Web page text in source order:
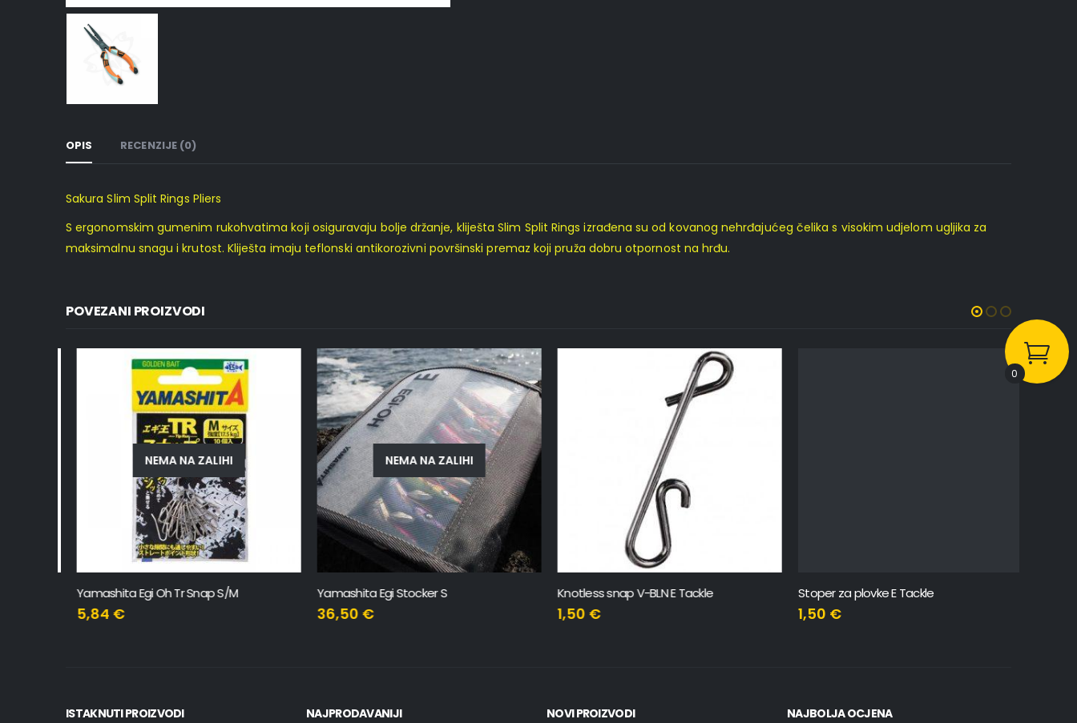
OPIS RECENZIJE (0)
Sakura Slim Split Rings Pliers
S ergonomskim gumenim rukohvatima koji osiguravaju bolje držanje, kliješta Slim Split Rings izrađena su od kovanog nehrđajućeg čelika s visokim udjelom ugljika za
maksimalnu snagu i krutost. Kliješta imaju teflonski antikorozivni površinski premaz koji pruža dobru otpornost na hrđu.
POVEZANI PROIZVODI
NEMA NA ZALIHI
Yamashita Egi Oh Tr Snap S/M
5,84€
NEMA NA ZALIHI
Yamashita Egi Stocker S
36,50€
Knotless snap V-BLN E Tackle
1,50€
Stoper za plovke E Tackle
1,50€
ISTAKNUTI PROIZVODI NAJPRODAVANIJI NOVI PROIZVODI NAJBOLJA OCJENA
0